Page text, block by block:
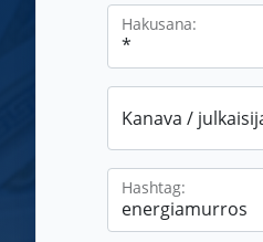
Hakusana:
Kanava /
Hashtag: